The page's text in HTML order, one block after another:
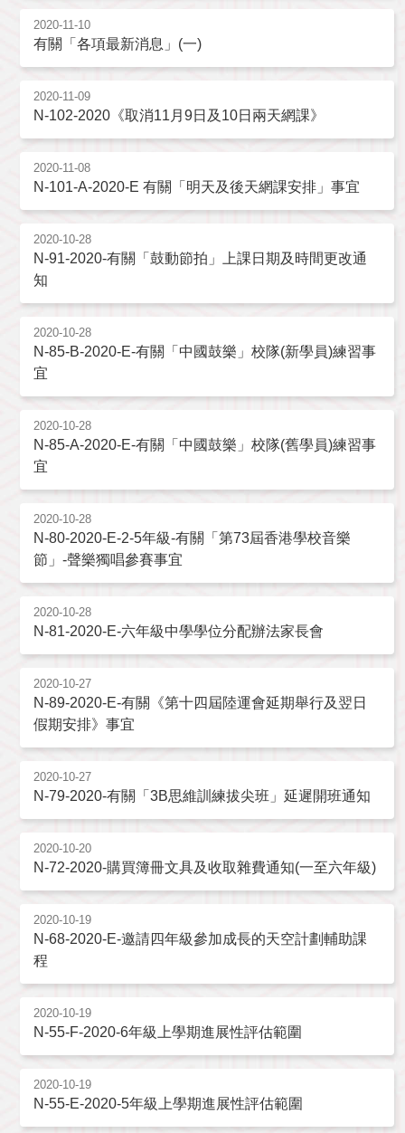
2020-11-10
有關「各項最新消息」(一)
2020-11-09
N-102-2020《取消11月9日及10日兩天網課》
2020-11-08
N-101-A-2020-E 有關「明天及後天網課安排」事宜
2020-10-28
N-91-2020-有關「鼓動節拍」上課日期及時間更改通
知
2020-10-28
N-85-B-2020-E-有關「中國鼓樂」校隊(新學員)練習事
宜
2020-10-28
N-85-A-2020-E-有關「中國鼓樂」校隊(舊學員)練習事
宜
2020-10-28
N-80-2020-E-2-5年級-有關「第73屆香港學校音樂
節」-聲樂獨唱參賽事宜
2020-10-28
N-81-2020-E-六年級中學學位分配辦法家長會
2020-10-27
N-89-2020-E-有關《第十四屆陸運會延期舉行及翌日
假期安排》事宜
2020-10-27
N-79-2020-有關「3B思維訓練拔尖班」延遲開班通知
2020-10-20
N-72-2020-購買簿冊文具及收取雜費通知(一至六年級)
2020-10-19
N-68-2020-E-邀請四年級參加成長的天空計劃輔助課
程
2020-10-19
N-55-F-2020-6年級上學期進展性評估範圍
2020-10-19
N-55-E-2020-5年級上學期進展性評估範圍